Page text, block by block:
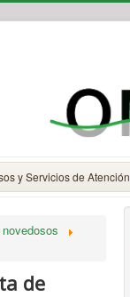
y Servicios de Atención
de